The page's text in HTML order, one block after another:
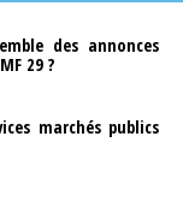
des annonces
29 ?
marchés publics